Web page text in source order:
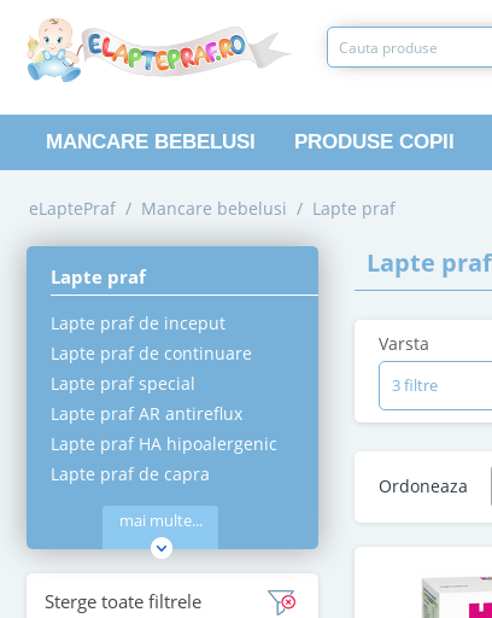
MANCARE BEBELUSI PRODUSE COPII
eLaptePraf / Mancare bebelusi / Lapte praf
Lapte praf
Lapte praf de inceput
Lapte praf de continuare
Lapte praf special
Lapte praf AR antireflux
Lapte praf HA hipoalergenic
Lapte praf de capra
mai multe...
Sterge toate filtrele
Lapte praf
Varsta
3 filtre
Ordoneaza